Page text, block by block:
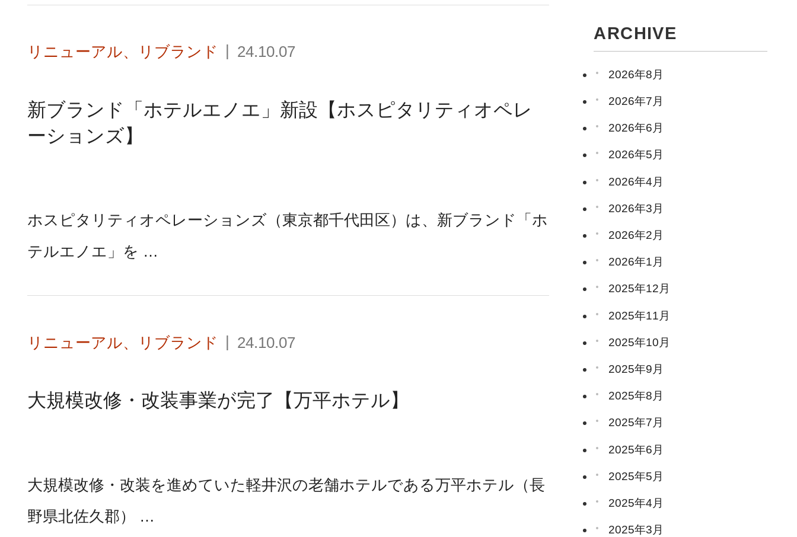
リニューアル、リブランド 24.10.07
新ブランド「ホテルエノエ」新設【ホスピタリティオペレ
ーションズ】
ホスピタリティオペレーションズ（東京都千代田区）は、新ブランド「ホ
テルエノエ」を …
リニューアル、リブランド 24.10.07
大規模改修・改装事業が完了【万平ホテル】
大規模改修・改装を進めていた軽井沢の老舗ホテルである万平ホテル（長
野県北佐久郡） …
ARCHIVE
2026年8月
2026年7月
2026年6月
2026年5月
2026年4月
2026年3月
2026年2月
2026年1月
2025年12月
2025年11月
2025年10月
2025年9月
2025年8月
2025年7月
2025年6月
2025年5月
2025年4月
2025年3月